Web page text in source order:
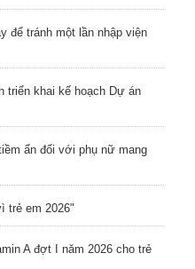
để tránh một lần nhập viện
triển khai kế hoạch Dự án
ẩn đối với phụ nữ mang
trẻ em 2026"
A đợt I năm 2026 cho trẻ